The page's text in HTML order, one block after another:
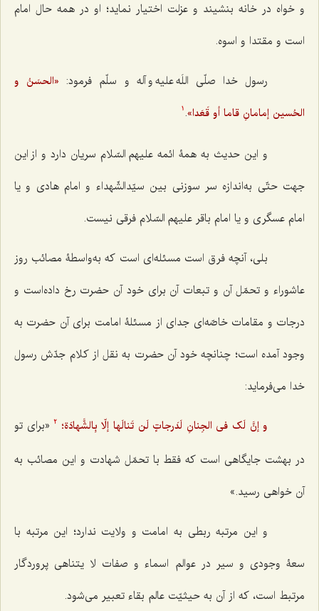
و خواه در خانه بنشیند و عزلت اختیار نماید؛ او در همه حال امام
است و مقتدا و اسوه.
رسول خدا صلّی اللَه علیه و آله و سلّم فرمود: «الحسَنُ و
الحُسین إمامانِ قاما أو قَعَدا».
1
و این حدیث به همۀ ائمه علیهم السّلام سریان دارد و از این
جهت حتّی به‌اندازه سر سوزنی بین سیّدالشّهداء و امام هادی و یا
امام عسگری و یا امام باقر علیهم السّلام فرقی نیست.
بلی، آنچه فرق است مسئله‌ای است که به‌واسطۀ مصائب روز
عاشوراء و تحمّل آن و تبعات آن برای خود آن حضرت رخ داده‌است و
درجات و مقامات خاصّه‌ای جدای از مسئلۀ امامت برای آن حضرت به
وجود آمده است؛ چنانچه خود آن حضرت به نقل از کلام جدّش رسول
خدا می‌فرماید:
و إنَّ لَک فی الجِنانِ لَدَرجاتٍ لَن تَنالَها إلّا بِالشَّهادَة؛ 2«برای تو
در بهشت جایگاهی است که فقط با تحمّل شهادت و این مصائب به
آن خواهی رسید.»
و این مرتبه ربطی به امامت و ولایت ندارد؛ این مرتبه با
سعۀ وجودی و سیر در عوالم اسماء و صفات لا یتناهی پروردگار
مرتبط است، که از آن به حیثیّت عالم بقاء تعبیر می‌شود.